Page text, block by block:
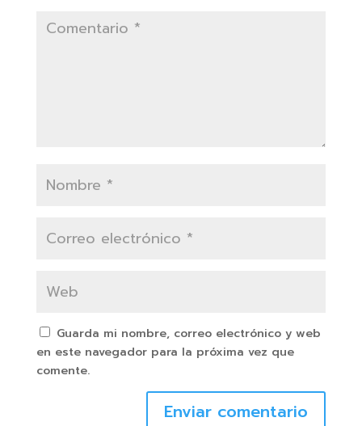
Guarda mi nombre, correo electrónico y web
en este navegador para la próxima vez que
comente.
Enviar comentario